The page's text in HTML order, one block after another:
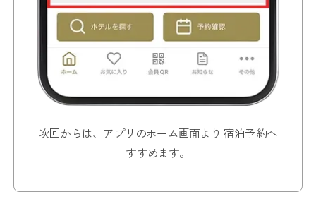
次回からは、アプリのホーム画面より 宿泊予約へ
すすめます。